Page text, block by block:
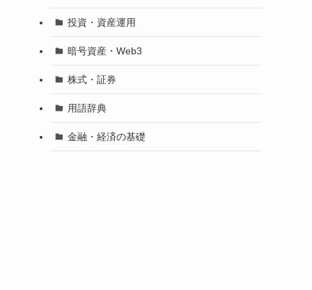
投資・資産運用
暗号資産・Web3
株式・証券
用語辞典
金融・経済の基礎